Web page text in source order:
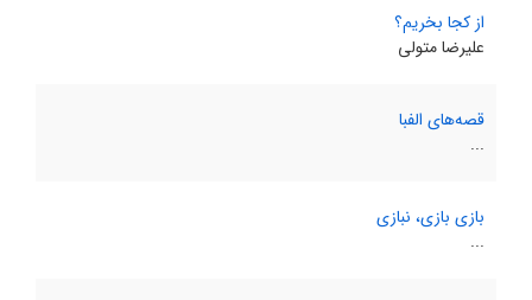
از کجا بخریم؟
علیرضا متولی
قصه‌های الفبا
...
بازی بازی، نبازی
...